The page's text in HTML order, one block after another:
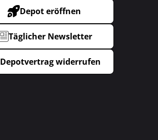
Depot eröffnen
Täglicher Newsletter
Depotvertrag widerrufen